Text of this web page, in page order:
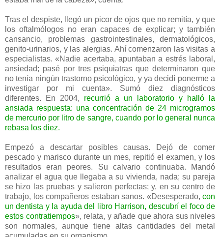
Tras el despiste, llegó un picor de ojos que no remitía, y que
los oftalmólogos no eran capaces de explicar; y también
cansancio, problemas gastrointestinales, dermatológicos,
genito-urinarios, y las alergias. Ahí comenzaron las visitas a
especialistas. «Nadie acertaba, apuntaban a estrés laboral,
ansiedad; pasé por tres psiquiatras que determinaron que
no tenía ningún trastorno psicológico, y ya decidí ponerme a
investigar por mi cuenta». Sumó diez diagnósticos
diferentes. En 2004, recurrió a un laboratorio y halló la
ansiada respuesta: una concentración de 24 microgramos
de mercurio por litro de sangre, cuando por lo general nunca
rebasa los diez.
Empezó a descartar posibles causas. Dejó de comer
pescado y marisco durante un mes, repitió el examen, y los
resultados eran peores. Su calvario continuaba. Mandó
analizar el agua que llegaba a su vivienda, nada; su pareja
se hizo las pruebas y salieron perfectas; y, en su centro de
trabajo, los compañeros estaban sanos. «Desesperado, con
un dentista y la ayuda del libro Harrison, descubrí el foco de
estos contratiempos», relata, y añade que ahora sus niveles
son normales, aunque tiene altas cantidades del metal